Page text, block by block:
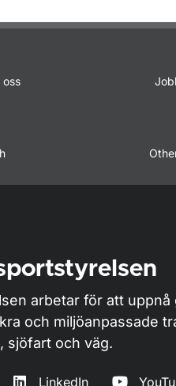
oss
arbetar för att uppnå
och miljöanpassade
sjöfart och väg.
LinkedIn